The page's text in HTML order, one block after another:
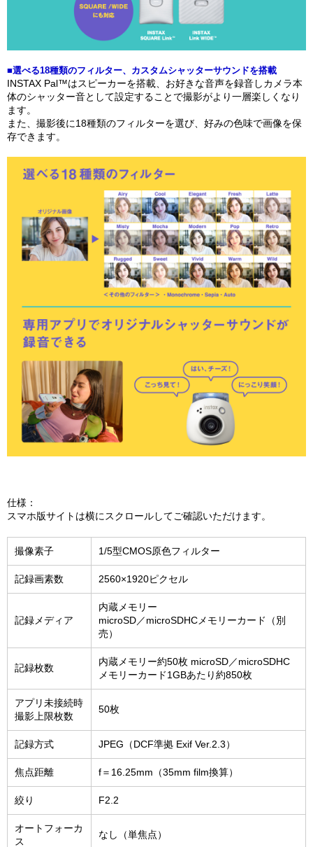
■選べる18種類のフィルター、カスタムシャッターサウンドを搭載
INSTAX Pal™はスピーカーを搭載、お好きな音声を録音しカメラ本
体のシャッター音として設定することで撮影がより一層楽しくなり
ます。
また、撮影後に18種類のフィルターを選び、好みの色味で画像を保
存できます。
仕様：
スマホ版サイトは横にスクロールしてご確認いただけます。
撮像素子 1/5型CMOS原色フィルター
記録画素数 2560×1920ピクセル
記録メディア
内蔵メモリー
microSD／microSDHCメモリーカード（別
売）
記録枚数
内蔵メモリー約50枚 microSD／microSDHC
メモリーカード1GBあたり約850枚
アプリ未接続時
撮影上限枚数
50枚
記録方式 JPEG（DCF準拠 Exif Ver.2.3）
焦点距離 f＝16.25mm（35mm film換算）
絞り F2.2
オートフォーカ
ス
なし（単焦点）